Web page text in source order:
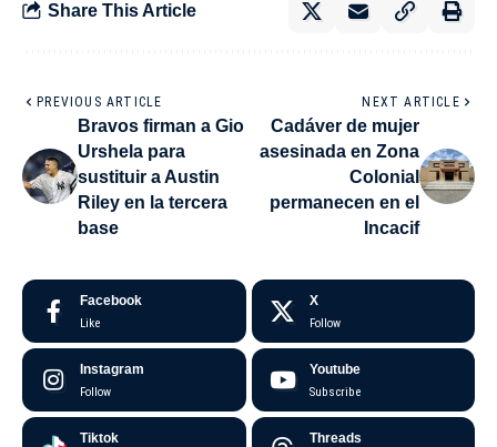
Share This Article
PREVIOUS ARTICLE
Bravos firman a Gio
Urshela para
sustituir a Austin
Riley en la tercera
base
NEXT ARTICLE
Cadáver de mujer
asesinada en Zona
Colonial
permanecen en el
Incacif
Facebook
Like
X
Follow
Instagram
Follow
Youtube
Subscribe
Tiktok Threads